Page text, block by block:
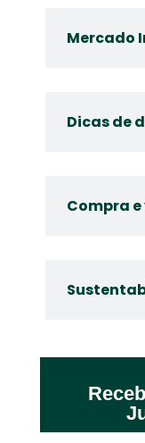
Mercado
Dicas de
Compra